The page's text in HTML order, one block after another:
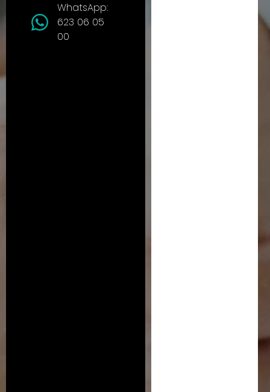
WhatsApp:
623 06 05
00